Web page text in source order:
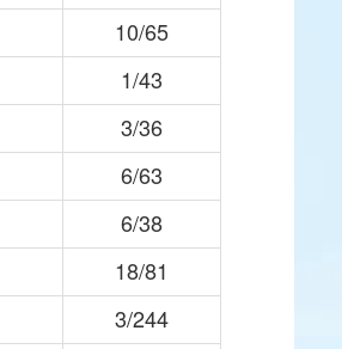
10/65
1/43
3/36
6/63
6/38
18/81
3/244